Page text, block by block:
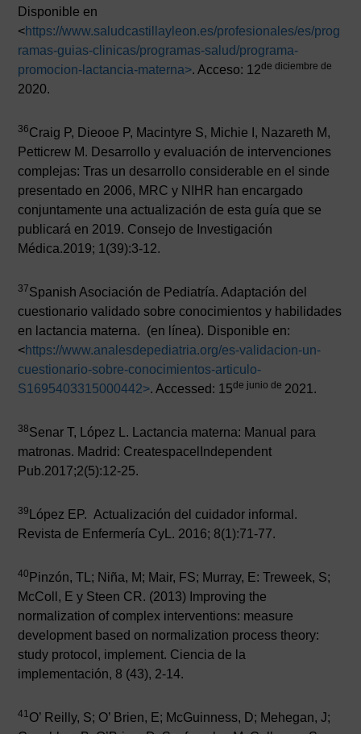
Disponible en
<https://www.saludcastillayleon.es/profesionales/es/prog
ramas-guias-clinicas/programas-salud/programa-
promocion-lactancia-materna>. Acceso: 12de diciembre de
2020.
36Craig P, Dieooe P, Macintyre S, Michie I, Nazareth M,
Petticrew M. Desarrollo y evaluación de intervenciones
complejas: Tras un desarrollo considerable en el sinde
presentado en 2006, MRC y NIHR han encargado
conjuntamente una actualización de esta guía que se
publicará en 2019. Consejo de Investigación
Médica.2019; 1(39):3-12.
37Spanish Asociación de Pediatría. Adaptación del
cuestionario validado sobre conocimientos y habilidades
en lactancia materna. (en línea). Disponible en:
<https://www.analesdepediatria.org/es-validacion-un-
cuestionario-sobre-conocimientos-articulo-
S1695403315000442>. Accessed: 15de junio de 2021.
38Senar T, López L. Lactancia materna: Manual para
matronas. Madrid: CreatespacelIndependent
Pub.2017;2(5):12-25.
39
López EP. Actualización del cuidador informal.
Revista de Enfermería CyL. 2016; 8(1):71-77.
40 Pinzón, TL; Niña, M; Mair, FS; Murray, E: Treweek, S;
McColl, E y Steen CR. (2013) Improving the
normalization of complex interventions: measure
development based on normalization process theory:
study protocol, implement. Ciencia de la
implementación, 8 (43), 2-14.
41O’ Reilly, S; O’ Brien, E; McGuinness, D; Mehegan, J;